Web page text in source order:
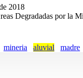
2018
Degradadas por la
mineria aluvial madre